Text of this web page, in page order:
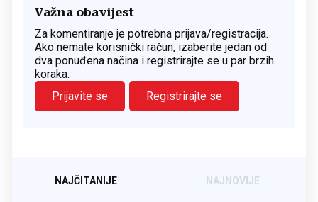
Važna obavijest
Za komentiranje je potrebna prijava/registracija.
Ako nemate korisnički račun, izaberite jedan od
dva ponuđena načina i registrirajte se u par brzih
koraka.
Prijavite se
Registrirajte se
NAJČITANIJE NAJNOVIJE